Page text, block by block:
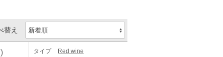
替え
タイプ
Red wine